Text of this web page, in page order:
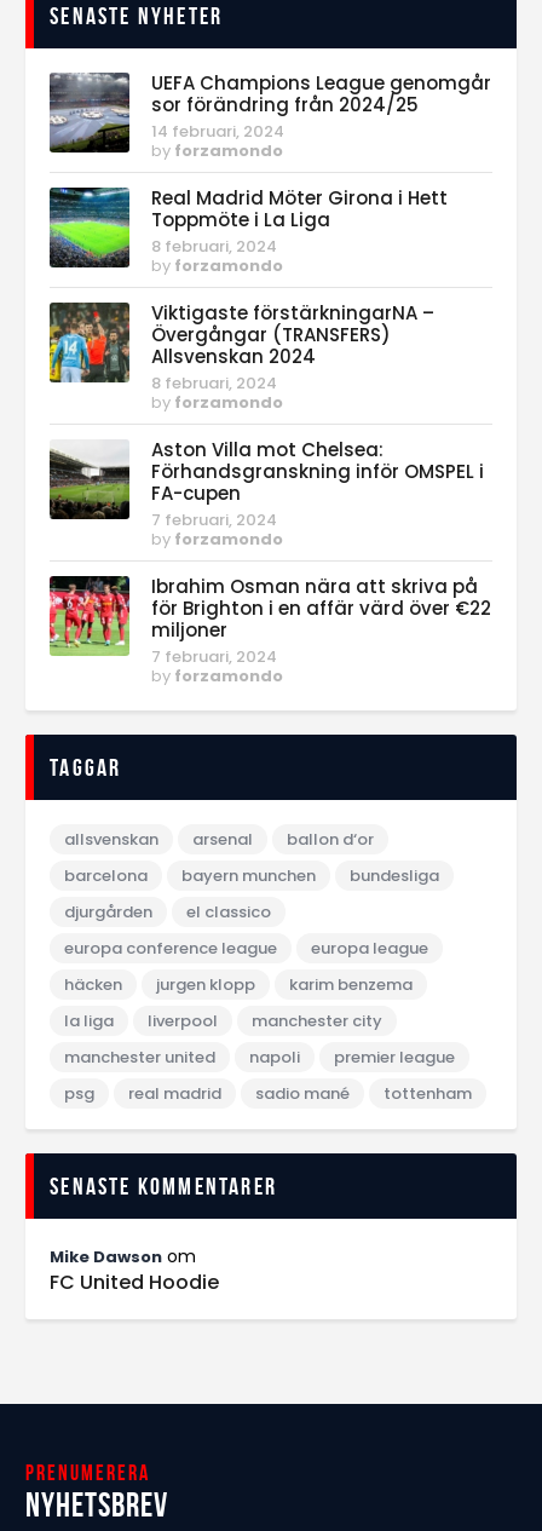
Senaste nyheter
UEFA Champions League genomgår
sor förändring från 2024/25
14 februari, 2024
by forzamondo
Real Madrid Möter Girona i Hett
Toppmöte i La Liga
8 februari, 2024
by forzamondo
Viktigaste förstärkningarNA –
Övergångar (TRANSFERS)
Allsvenskan 2024
8 februari, 2024
by forzamondo
Aston Villa mot Chelsea:
Förhandsgranskning inför OMSPEL i
FA-cupen
7 februari, 2024
by forzamondo
Ibrahim Osman nära att skriva på
för Brighton i en affär värd över €22
miljoner
7 februari, 2024
by forzamondo
Taggar
allsvenskan arsenal
ballon d‘or
barcelona
bayern munchen
bundesliga
djurgården
el classico
europa conference league
europa league
häcken
jurgen klopp
karim benzema
la liga
liverpool
manchester city
manchester united
napoli
premier league
psg
real madrid sadio mané tottenham
Senaste kommentarer
Mike Dawson om
FC United Hoodie
Prenumerera
Nyhetsbrev